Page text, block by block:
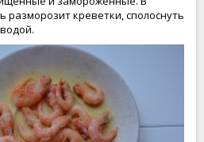
разморозит креветки, сполоснуть